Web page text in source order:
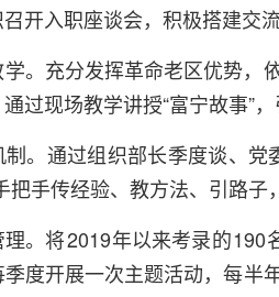
开入职座谈会，积极搭建交
。充分发挥革命老区优势，
过现场教学讲授“富宁故事”
。通过组织部长季度谈、
把手传经验、教方法、引路
。将2019年以来考录的190
度开展一次主题活动，每